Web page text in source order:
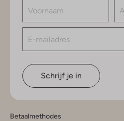
Schrijf je in
Betaalmethodes